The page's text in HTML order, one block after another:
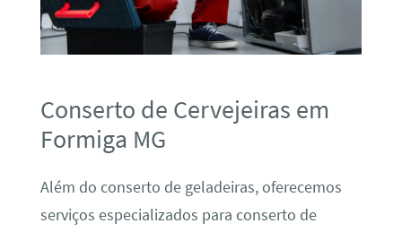
Conserto de Cervejeiras em
Formiga MG
Além do conserto de geladeiras, oferecemos
serviços especializados para conserto de